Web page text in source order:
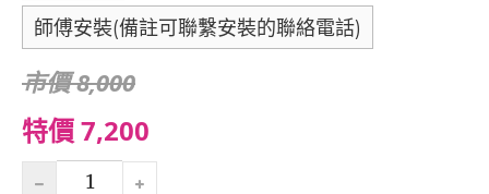
師傅安裝(備註可聯繫安裝的聯絡電話)
市價 8,000
特價 7,200